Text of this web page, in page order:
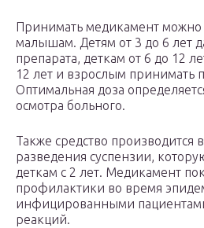
Принимать медикамент можно
малышам. Детям от 3 до 6 лет
препарата, деткам от 6 до 12
12 лет и взрослым принимать
Оптимальная доза
осмотра больного.
Также средство производится
разведения суспензии,
деткам с 2 лет. Медикамент
профилактики во время
инфицированными
реакций.